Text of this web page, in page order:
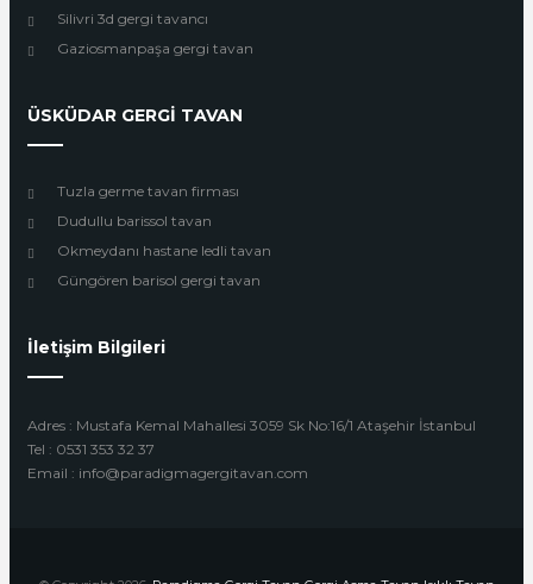
Silivri 3d gergi tavancı
Gaziosmanpaşa gergi tavan
ÜSKÜDAR GERGİ TAVAN
Tuzla germe tavan firması
Dudullu barissol tavan
Okmeydanı hastane ledli tavan
Güngören barisol gergi tavan
İletişim Bilgileri
Adres : Mustafa Kemal Mahallesi 3059 Sk No:16/1 Ataşehir İstanbul
Tel : 0531 353 32 37
Email : info@paradigmagergitavan.com